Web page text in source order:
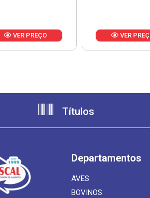
VER PREÇO VER
Títulos
Departamentos
AVES
BOVINOS